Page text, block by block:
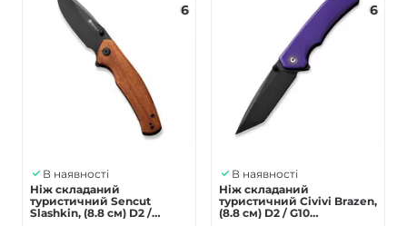
6
В наявності
Ніж складаний
туристичний Sencut
Slashkin, (8.8 см) D2 /
6
В наявності
Ніж складаний
туристичний Civivi Brazen,
(8.8 см) D2 / G10